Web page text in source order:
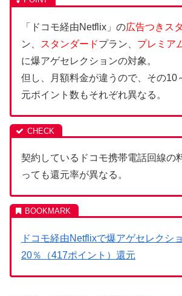
「ドコモ経由Netflix」の広告つきス
ン、
スタンダードプラン、 プレミア
に爆アゲセレクションの対象。
但し、月額料金が違うので、その10
元ポイント数もそれぞれ異なる。
契約しているドコモ携帯電話回線の
っても還元率が異なる。
ドコモ経由Netflixで爆アゲセレクシ
20％（417ポイント）還元